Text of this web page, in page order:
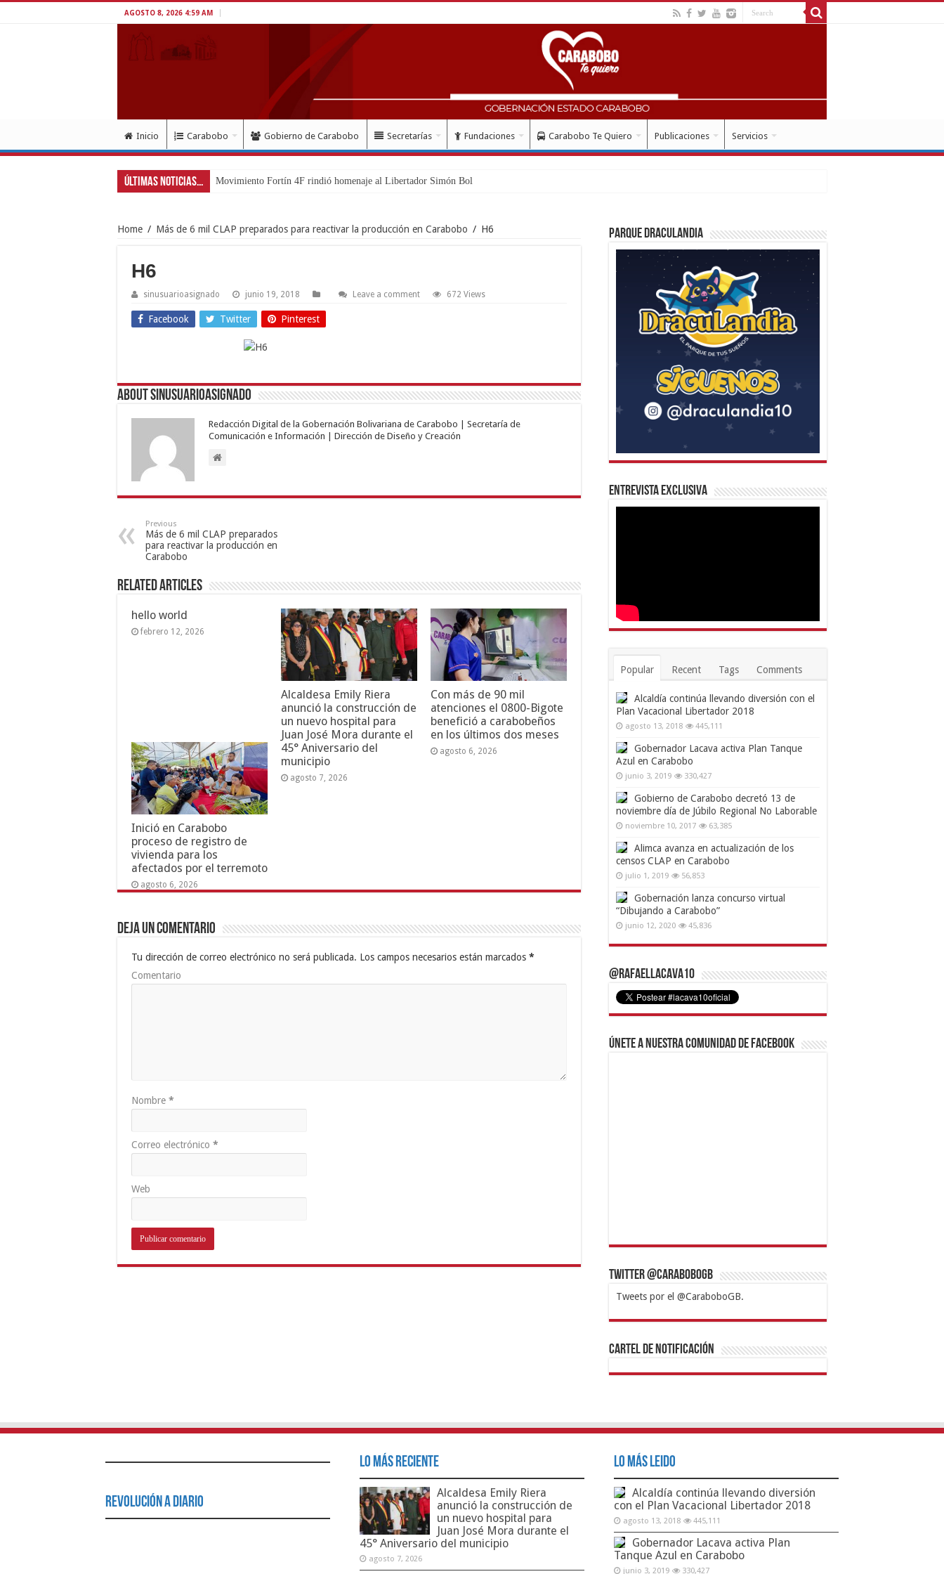
AGOSTO 8, 2026 4:59 AM
Inicio Carabobo Gobierno de Carabobo Secretarías Fundaciones Carabobo Te Quiero Publicaciones Servicios
Últimas Noticias... Movimiento Fortín 4F rindió homenaje al Libertador Simón Bolívar recordando
Home / Más de 6 mil CLAP preparados para reactivar la producción en Carabobo / H6
H6
sinusuarioasignado junio 19, 2018 Leave a comment 672 Views
Facebook Twitter Pinterest
About sinusuarioasignado
Redacción Digital de la Gobernación Bolivariana de Carabobo | Secretaría de
Comunicación e Información | Dirección de Diseño y Creación
Previous
Más de 6 mil CLAP preparados
para reactivar la producción en
Carabobo
Related Articles
hello world
febrero 12, 2026
Alcaldesa Emily Riera
anunció la construcción de
un nuevo hospital para
Juan José Mora durante el
45° Aniversario del
municipio
agosto 7, 2026
Con más de 90 mil
atenciones el 0800-Bigote
benefició a carabobeños
en los últimos dos meses
agosto 6, 2026
Inició en Carabobo
proceso de registro de
vivienda para los
afectados por el terremoto
agosto 6, 2026
Deja un comentario
Tu dirección de correo electrónico no será publicada. Los campos necesarios están marcados *
Comentario
Nombre *
Correo electrónico *
Web
Parque Draculandia
Entrevista Exclusiva
Popular Recent Tags Comments
Alcaldía continúa llevando diversión con el
Plan Vacacional Libertador 2018
agosto 13, 2018 445,111
Gobernador Lacava activa Plan Tanque
Azul en Carabobo
junio 3, 2019 330,427
Gobierno de Carabobo decretó 13 de
noviembre día de Júbilo Regional No Laborable
noviembre 10, 2017 63,385
Alimca avanza en actualización de los
censos CLAP en Carabobo
julio 1, 2019 56,853
Gobernación lanza concurso virtual
“Dibujando a Carabobo”
junio 12, 2020 45,836
@RafaelLacava10
Únete a nuestra comunidad de Facebook
Twitter @CaraboboGB
Tweets por el @CaraboboGB.
1xbetBetturkeyBetistKralbetSupertotobetTipobet
https://mvbcasino.com/
Cartel de Notificación
Revolución a Diario
Lo Más Reciente
Alcaldesa Emily Riera
anunció la construcción de
un nuevo hospital para
Juan José Mora durante el
45° Aniversario del municipio
agosto 7, 2026
Lo Más Leido
Alcaldía continúa llevando diversión
con el Plan Vacacional Libertador 2018
agosto 13, 2018 445,111
Gobernador Lacava activa Plan
Tanque Azul en Carabobo
junio 3, 2019 330,427